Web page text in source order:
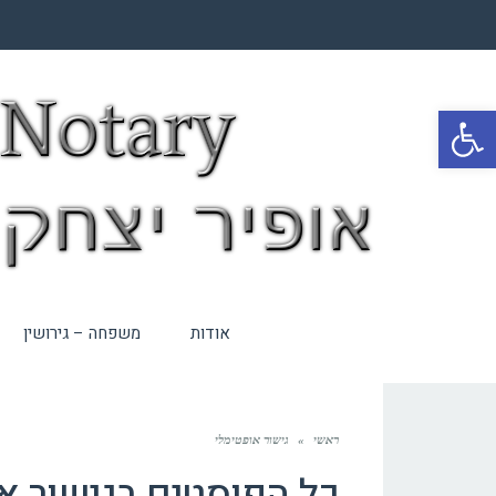
פתח סרגל נגישות
אודות משפחה – גירושין
ראשי » גישור אופטימלי